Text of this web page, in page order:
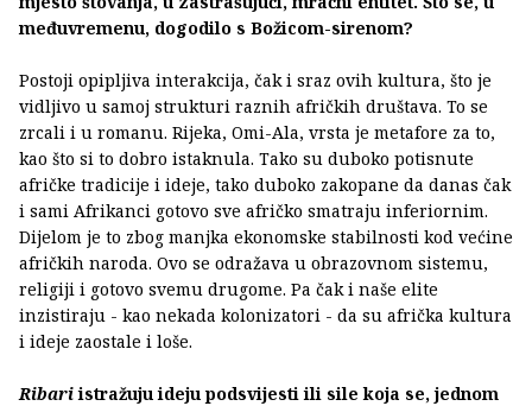
međuvremenu, dogodilo s Božicom-sirenom?
Postoji opipljiva interakcija, čak i sraz ovih kultura, što je
vidljivo u samoj strukturi raznih afričkih društava. To se
zrcali i u romanu. Rijeka, Omi-Ala, vrsta je metafore za to,
kao što si to dobro istaknula. Tako su duboko potisnute
afričke tradicije i ideje, tako duboko zakopane da danas čak
i sami Afrikanci gotovo sve afričko smatraju inferiornim.
Dijelom je to zbog manjka ekonomske stabilnosti kod većine
afričkih naroda. Ovo se odražava u obrazovnom sistemu,
religiji i gotovo svemu drugome. Pa čak i naše elite
inzistiraju - kao nekada kolonizatori - da su afrička kultura
i ideje zaostale i loše.
Ribariistražuju ideju podsvijesti ili sile koja se, jednom